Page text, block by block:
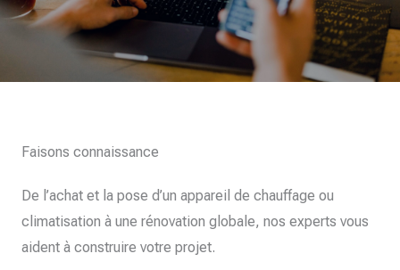
Faisons connaissance
De l’achat et la pose d’un appareil de chauffage ou
climatisation à une rénovation globale, nos experts vous
aident à construire votre projet.